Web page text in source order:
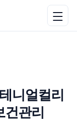
니얼컬리
건관리